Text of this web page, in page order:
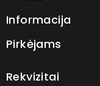
Informacija
Pirkėjams
Rekvizitai